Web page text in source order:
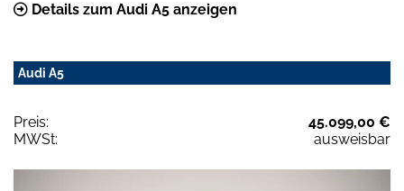
Details zum Audi A5 anzeigen
Audi A5
Preis:
45.099,00 €
MWSt:
ausweisbar